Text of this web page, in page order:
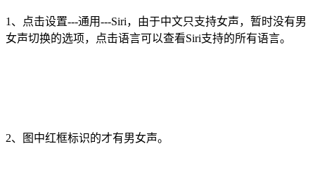
1、点击设置---通用---Siri，由于中文只支持女声，暂时没有男
女声切换的选项，点击语言可以查看Siri支持的所有语言。
2、图中红框标识的才有男女声。